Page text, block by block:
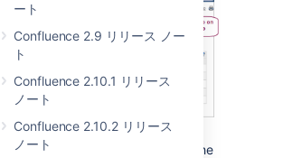
ート
Confluence 2.9 リリース ノー
ト
Confluence 2.10.1 リリース
ノート
Confluence 2.10.2 リリース
ノート
Example markup
– User will see the